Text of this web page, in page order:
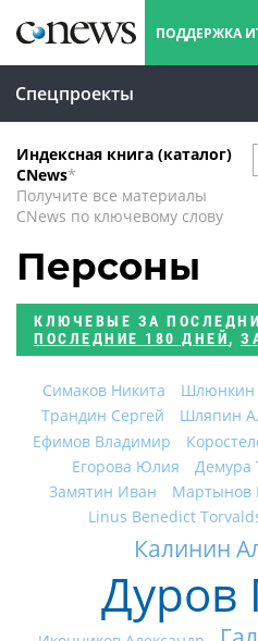
ПОДДЕРЖКА
Спецпроекты
Индексная книга (каталог)
CNews*
Получите все материалы
CNews по ключевому слову
Персоны
КЛЮЧЕВЫЕ ЗА
ПОСЛЕДНИЕ 180 ДНЕЙ,
Симаков Никита Шлюнкин
Трандин Сергей
Шляпин
Ефимов Владимир
Егорова Юлия
Демура
Замятин Иван
Мартынов
Linus Benedict
Калинин
Дуров